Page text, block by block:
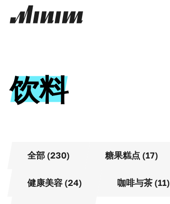
饮料
全部 (230) 糖果糕点 (17)
健康美容 (24) 咖啡与茶 (11)